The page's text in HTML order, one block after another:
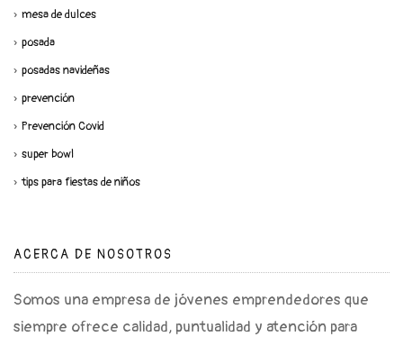
mesa de dulces
posada
posadas navideñas
prevención
Prevención Covid
super bowl
tips para fiestas de niños
ACERCA DE NOSOTROS
Somos una empresa de jóvenes emprendedores que
siempre ofrece calidad, puntualidad y atención para